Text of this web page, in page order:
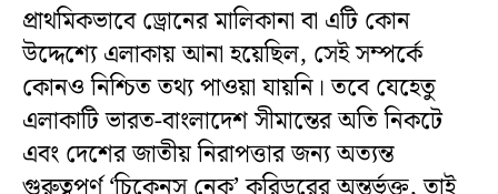
প্রাথমিকভাবে ড্রোনের মালিকানা বা এটি কোন
উদ্দেশ্যে এলাকায় আনা হয়েছিল, সেই সম্পর্কে
কোনও নিশ্চিত তথ্য পাওয়া যায়নি। তবে যেহেতু
এলাকাটি ভারত-বাংলাদেশ সীমান্তের অতি নিকটে
এবং দেশের জাতীয় নিরাপত্তার জন্য অত্যন্ত